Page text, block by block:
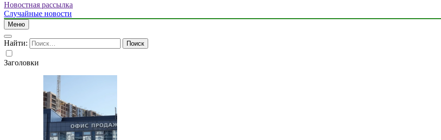
Новостная рассылка
Случайные новости
Меню
Найти:
Заголовки